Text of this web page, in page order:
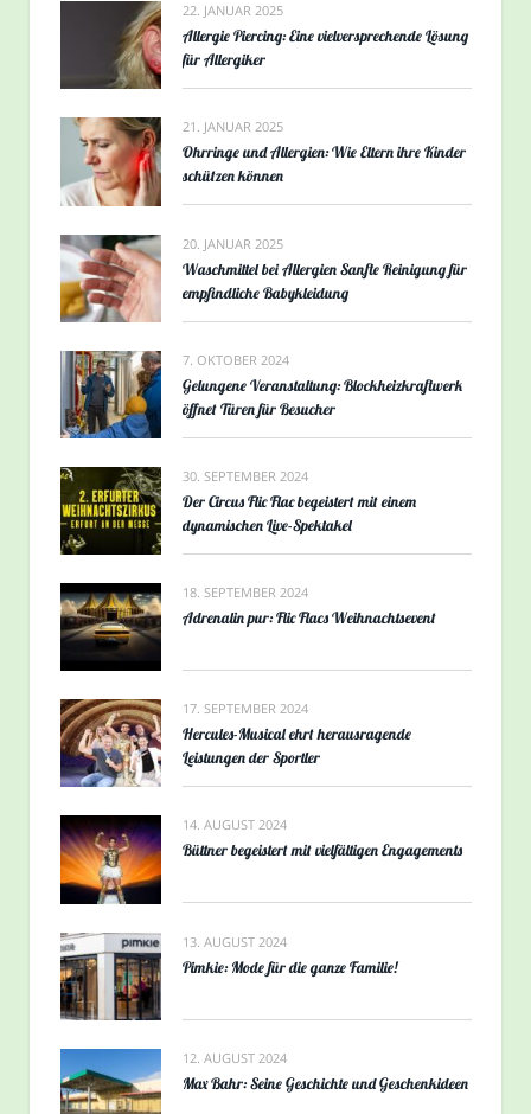
22. JANUAR 2025
Allergie Piercing: Eine vielversprechende Lösung
für Allergiker
21. JANUAR 2025
Ohrringe und Allergien: Wie Eltern ihre Kinder
schützen können
20. JANUAR 2025
Waschmittel bei Allergien Sanfte Reinigung für
empfindliche Babykleidung
7. OKTOBER 2024
Gelungene Veranstaltung: Blockheizkraftwerk
öffnet Türen für Besucher
30. SEPTEMBER 2024
Der Circus Flic Flac begeistert mit einem
dynamischen Live-Spektakel
18. SEPTEMBER 2024
Adrenalin pur: Flic Flacs Weihnachtsevent
17. SEPTEMBER 2024
Hercules-Musical ehrt herausragende
Leistungen der Sportler
14. AUGUST 2024
Büttner begeistert mit vielfältigen Engagements
13. AUGUST 2024
Pimkie: Mode für die ganze Familie!
12. AUGUST 2024
Max Bahr: Seine Geschichte und Geschenkideen